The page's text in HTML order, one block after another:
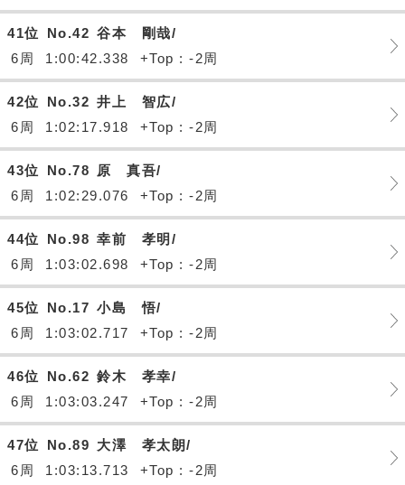
41位 No.42 谷本 剛哉/
6周
1:00:42.338 +Top : -2周
42位 No.32 井上 智広/
6周
1:02:17.918 +Top : -2周
43位 No.78
原 真吾/
6周
1:02:29.076 +Top : -2周
44位 No.98 幸前 孝明/
6周
1:03:02.698 +Top : -2周
45位 No.17 小島 悟/
6周
1:03:02.717 +Top : -2周
46位 No.62 鈴木 孝幸/
6周
1:03:03.247 +Top : -2周
47位 No.89 大澤 孝太朗/
6周
1:03:13.713 +Top : -2周